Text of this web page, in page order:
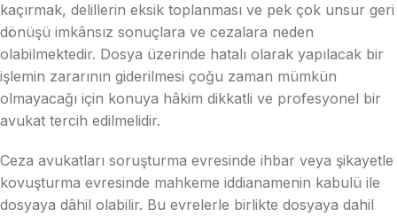
kaçırmak, delillerin eksik toplanması ve pek çok unsur geri
dönüşü imkânsız sonuçlara ve cezalara neden
olabilmektedir. Dosya üzerinde hatalı olarak yapılacak bir
işlemin zararının giderilmesi çoğu zaman mümkün
olmayacağı için konuya hâkim dikkatli ve profesyonel bir
avukat tercih edilmelidir.
Ceza avukatları soruşturma evresinde ihbar veya şikayetle
kovuşturma evresinde mahkeme iddianamenin kabulü ile
dosyaya dâhil olabilir. Bu evrelerle birlikte dosyaya dahil